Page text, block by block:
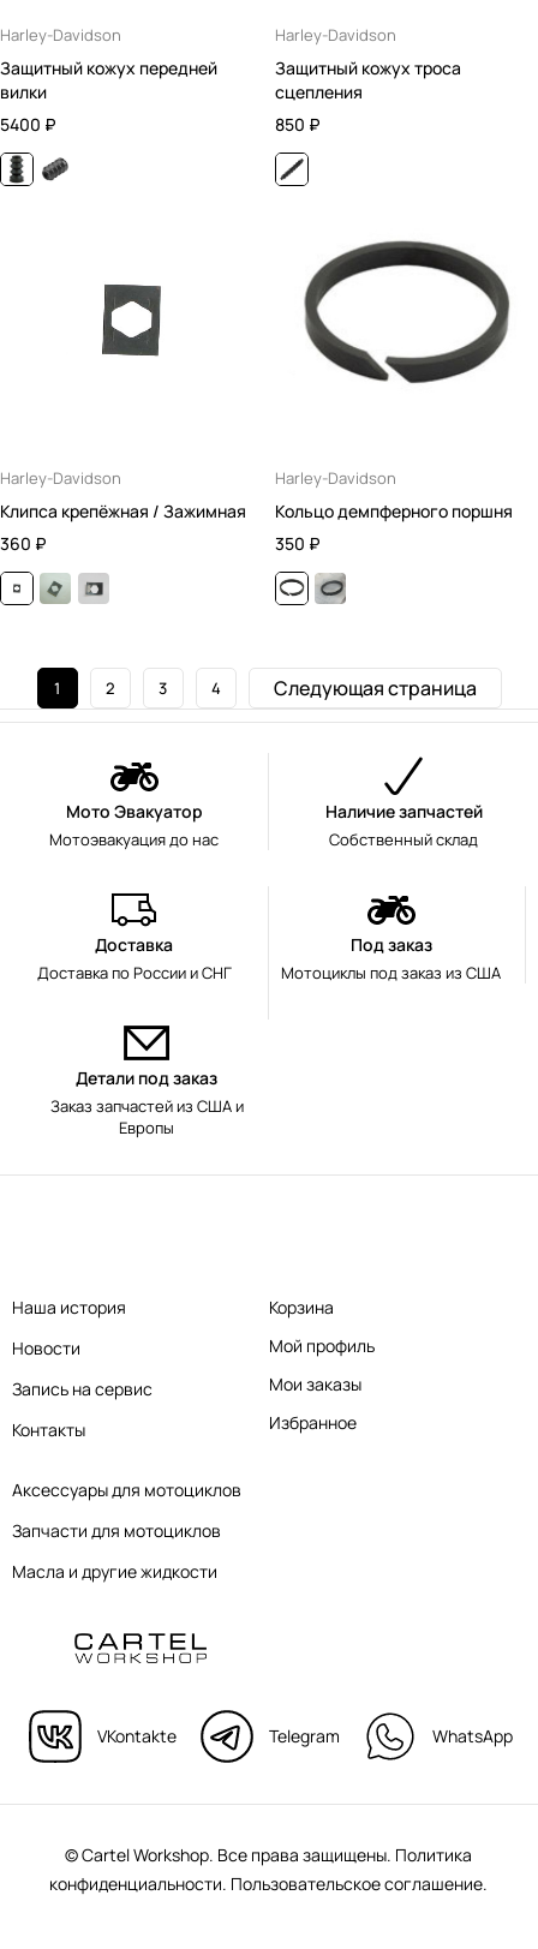
Harley-Davidson
Защитный кожух передней
вилки
5400 ₽
Harley-Davidson
Защитный кожух троса
сцепления
850 ₽
Harley-Davidson
Клипса крепёжная / Зажимная
360 ₽
Harley-Davidson
Кольцо демпферного поршня
350 ₽
1 2 3 4 Следующая страница
Мото Эвакуатор
Мотоэвакуация до нас
Наличие запчастей
Собственный склад
Доставка
Доставка по России и СНГ
Под заказ
Мотоциклы под заказ из США
Детали под заказ
Заказ запчастей из США и
Европы
VKontakte Telegram WhatsApp
Аксессуары для мотоциклов
Запчасти для мотоциклов
Масла и другие жидкости
Наша история
Новости
Запись на сервис
Контакты
Корзина
Мой профиль
Мои заказы
Избранное
© Cartel Workshop. Все права защищены. Политика
конфиденциальности. Пользовательское соглашение.